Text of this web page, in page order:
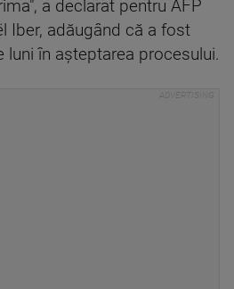
a declarat pentru AFP
Iber, adăugând că a fost
în aşteptarea procesului.